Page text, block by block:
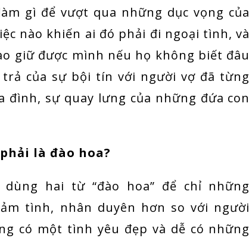
gì để vượt qua những dục vọng của
nào khiến ai đó phải đi ngoại tình, và
giữ được mình nếu họ không biết đâu
của sự bội tín với người vợ đã từng
đình, sự quay lưng của những đứa con
là đào hoa?
hai từ “đào hoa” để chỉ những
tình, nhân duyên hơn so với người
có một tình yêu đẹp và dễ có những